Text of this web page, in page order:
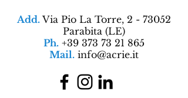
Add. Via Pio La Torre, 2 - 73052
Parabita (LE)
Ph. +39 373 73 21 865
Mail. info@acrie.it